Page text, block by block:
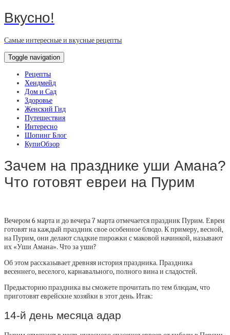
Вкусно!
Самые интересные и вкусные рецепты
Toggle navigation
Рецепты
Хендмейд
Дом и Сад
Здоровье
Женский Гид
Путешествия
Интересно
Шопинг Блог
КупиОбзор
Зачем на празднике уши Амана?
Что готовят евреи на Пурим
Вечером 6 марта и до вечера 7 марта отмечается праздник Пурим. Евреи
готовят на каждый праздник свое особенное блюдо. К примеру, весной,
на Пурим, они делают сладкие пирожки с маковой начинкой, называют
их «Уши Амана». Что за уши?
Об этом рассказывает древняя история праздника. Праздника
весеннего, веселого, карнавального, полного вина и сладостей.
Предысторию праздника вы сможете прочитать по тем блюдам, что
приготовят еврейские хозяйки в этот день. Итак:
14-й день месяца адар